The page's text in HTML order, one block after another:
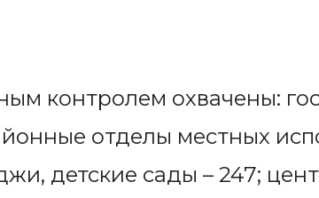
контролем охвачены:
отделы местных
детские сады – 247;